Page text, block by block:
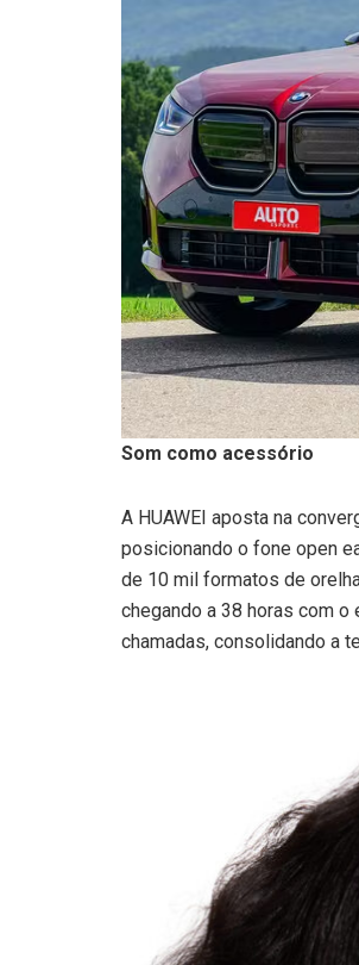
Som como acessório
A HUAWEI aposta na
posicionando o fone open
de 10 mil formatos de
chegando a 38 horas com
chamadas, consolidando a